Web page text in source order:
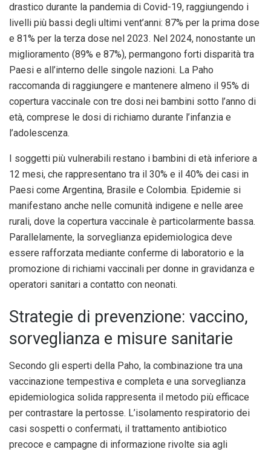
drastico durante la pandemia di Covid-19, raggiungendo i
livelli più bassi degli ultimi vent’anni: 87% per la prima dose
e 81% per la terza dose nel 2023. Nel 2024, nonostante un
miglioramento (89% e 87%), permangono forti disparità tra
Paesi e all’interno delle singole nazioni. La Paho
raccomanda di raggiungere e mantenere almeno il 95% di
copertura vaccinale con tre dosi nei bambini sotto l’anno di
età, comprese le dosi di richiamo durante l’infanzia e
l’adolescenza.
I soggetti più vulnerabili restano i bambini di età inferiore a
12 mesi, che rappresentano tra il 30% e il 40% dei casi in
Paesi come Argentina, Brasile e Colombia. Epidemie si
manifestano anche nelle comunità indigene e nelle aree
rurali, dove la copertura vaccinale è particolarmente bassa.
Parallelamente, la sorveglianza epidemiologica deve
essere rafforzata mediante conferme di laboratorio e la
promozione di richiami vaccinali per donne in gravidanza e
operatori sanitari a contatto con neonati.
Strategie di prevenzione: vaccino,
sorveglianza e misure sanitarie
Secondo gli esperti della Paho, la combinazione tra una
vaccinazione tempestiva e completa e una sorveglianza
epidemiologica solida rappresenta il metodo più efficace
per contrastare la pertosse. L’isolamento respiratorio dei
casi sospetti o confermati, il trattamento antibiotico
precoce e campagne di informazione rivolte sia agli